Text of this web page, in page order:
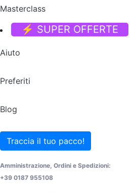
Masterclass
⚡ SUPER OFFERTE
Aiuto
Preferiti
Blog
Traccia il tuo pacco!
Amministrazione, Ordini e Spedizioni:
+39 0187 955108